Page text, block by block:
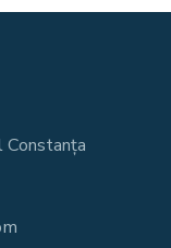
Constanța